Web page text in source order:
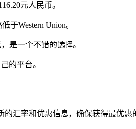
元人民币。
于Western Union。
是一个不错的选择。
的平台。
的汇率和优惠信息，确保获得最优惠